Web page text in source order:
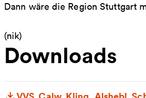
Dann wäre die Region Stuttgart
(nik)
Downloads